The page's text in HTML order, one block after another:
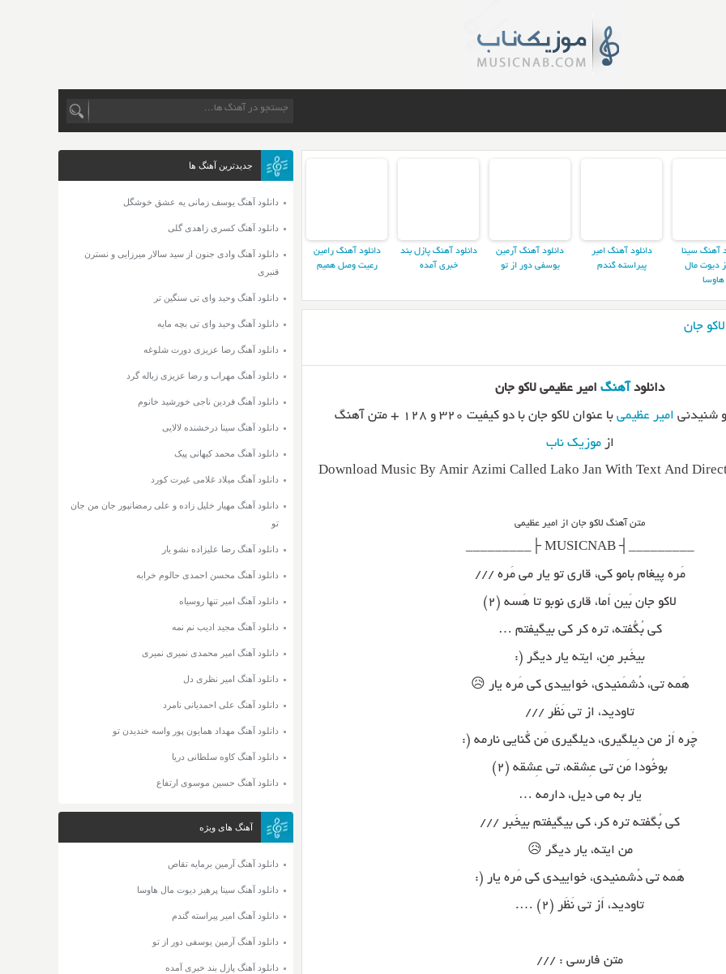
آهنگ سینا
دیوت مال
هاوسا
دانلود آهنگ امیر
پیراسته گندم
دانلود آهنگ آرمین
یوسفی دور از تو
دانلود آهنگ پازل بند
خبری آمده
دانلود آهنگ رامین
رعیت وصل همیم
جان
دانلود آهنگ امیر عظیمی لاکو جان
شنیدنی امیر عظیمی
با عنوان لاکو جان با دو کیفیت ۳۲۰ و ۱۲۸ + متن آهنگ
ازموزیک ناب
Download Music By Amir Azimi Called Lako Jan With Text And
متن آهنگ لاکو جان از امیر عظیمی
_________┤ MUSICNAB ├_________
مَره پیغام بامو کی، قاری تو یار می مَره ///
لاکو جان بَین اَما، قاری نوبو تا هَسه (۲)
کی بُگُفته، تره کر کی بیگیفتم …
بیخَبر مِن، ایته یار دیگر (:
هَمه تی، دُشمَنیدی، خواییدی کی مَره یار 😥
تاودید، از تی نَظَر ///
چَره اَز من دِیلگیری، دیلگیری مَن گُنایی نارمه (:
بوخُودا مَن تی عِشقه، تی عِشقه (۲)
یار به می دیل، دارمه …
کی بُگفته تره کر، کی بیگیفتم بیخَبر ///
من ایته، یار دیگر 😥
هَمه تی دُشمنیدی، خواییدی کی مَره یار (:
تاودید، اَز تی نَظَر (۲) ….
متن فارسی : ///
جدیدترین آهنگ ها
دانلود آهنگ یوسف زمانی یه عشق خوشگل
دانلود آهنگ کسری زاهدی گلی
دانلود آهنگ وادی جنون از سید سالار میرزایی و نسترن
قنبری
دانلود آهنگ وحید وای تی سنگین تر
دانلود آهنگ وحید وای تی بچه مایه
دانلود آهنگ رضا عزیزی دورت شلوغه
دانلود آهنگ مهراب و رضا عزیزی زباله گرد
دانلود آهنگ فردین ناجی خورشید خانوم
دانلود آهنگ سینا درخشنده لالایی
دانلود آهنگ محمد کیهانی پیک
دانلود آهنگ میلاد غلامی غیرت کورد
دانلود آهنگ مهیار خلیل زاده و علی رمضانپور جان من جان
تو
دانلود آهنگ رضا علیزاده نشو یار
دانلود آهنگ محسن احمدی حالوم خرابه
دانلود آهنگ امیر تنها روسیاه
دانلود آهنگ مجید ادیب نم نمه
دانلود آهنگ امیر محمدی نمیری نمیری
دانلود آهنگ امیر نظری دل
دانلود آهنگ علی احمدیانی نامرد
دانلود آهنگ مهداد همایون پور واسه خندیدن تو
دانلود آهنگ کاوه سلطانی دریا
دانلود آهنگ حسین موسوی ارتفاع
آهنگ های ویژه
دانلود آهنگ آرمین برمایه تقاص
دانلود آهنگ سینا پرهیز دیوت مال هاوسا
دانلود آهنگ امیر پیراسته گندم
دانلود آهنگ آرمین یوسفی دور از تو
دانلود آهنگ پازل بند خبری آمده